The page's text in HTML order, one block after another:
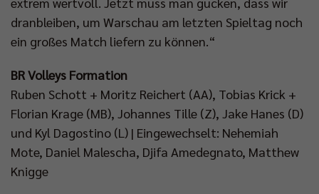
dranbleiben, um Warschau am letzten Spieltag noch
ein großes Match liefern zu können.“
BR Volleys Formation
Ruben Schott + Moritz Reichert (AA), Tobias Krick +
Florian Krage (MB), Johannes Tille (Z), Jake Hanes (D)
und Kyl Dagostino (L) | Eingewechselt: Nehemiah
Mote, Daniel Malescha, Djifa Amedegnato, Matthew
Knigge